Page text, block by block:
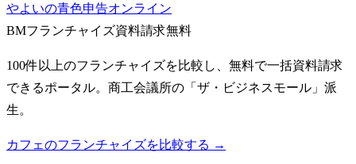
やよいの青色申告オンライン
BMフランチャイズ資料請求無料
100件以上のフランチャイズを比較し、無料で一括資料請求
できるポータル。商工会議所の「ザ・ビジネスモール」派
生。
カフェのフランチャイズを比較する →